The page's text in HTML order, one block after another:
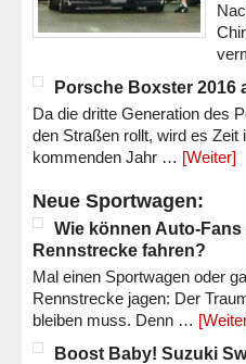
Porsche Boxster 2016
Da die dritte Generation des
den Straßen rollt, wird es Zeit
kommenden Jahr … [Weiter]
Neue Sportwagen:
Wie können Auto-
Rennstrecke fahren?
Mal einen Sportwagen oder
Rennstrecke jagen: Der
bleiben muss. Denn …
Boost Baby! Suzuki